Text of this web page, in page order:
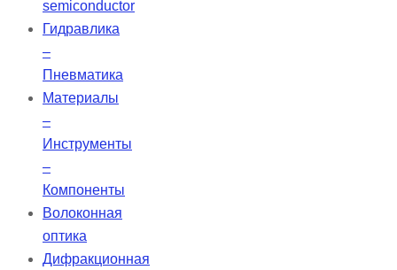
semiconductor
Гидравлика
–
Пневматика
Материалы
–
Инструменты
–
Компоненты
Волоконная
оптика
Дифракционная